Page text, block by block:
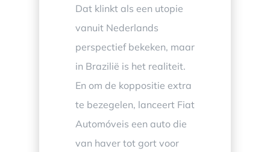
Dat klinkt als een utopie
vanuit Nederlands
perspectief bekeken, maar
in Brazilië is het realiteit.
En om de koppositie extra
te bezegelen, lanceert Fiat
Automóveis een auto die
van haver tot gort voor